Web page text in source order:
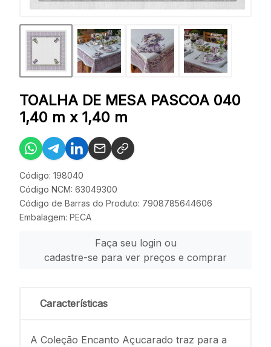
TOALHA DE MESA PASCOA 040
1,40 m x 1,40 m
Código: 198040
Código NCM: 63049300
Código de Barras do Produto: 7908785644606
Embalagem: PECA
Faça seu login ou
cadastre-se para ver preços e comprar
Características
A Coleção Encanto Açucarado traz para a